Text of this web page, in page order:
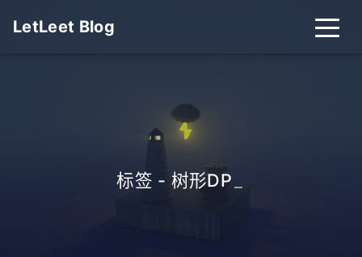
LetLeet Blog
标签 - 树形DP